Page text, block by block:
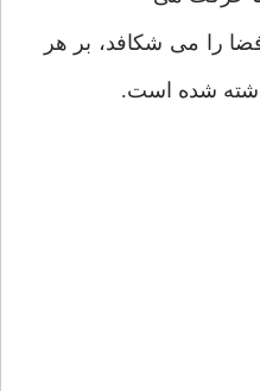
را می شکافد، بر هر
شده است.